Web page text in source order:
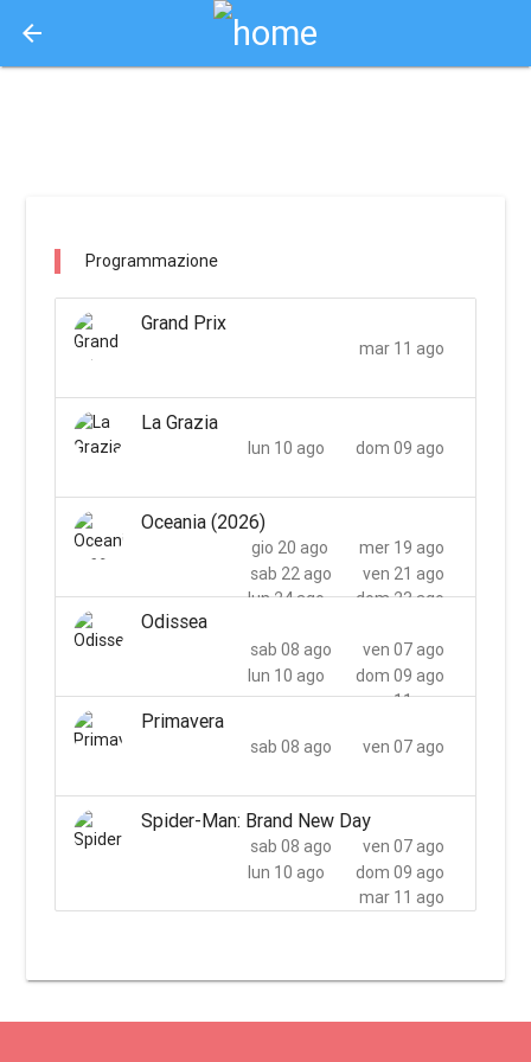
arrow_back
Programmazione
Grand Prix
mar 11 ago
La Grazia
dom 09 ago
lun 10 ago
Oceania (2026)
mer 19 ago
gio 20 ago
ven 21 ago
sab 22 ago
dom 23 ago
lun 24 ago
Odissea
ven 07 ago
sab 08 ago
dom 09 ago
lun 10 ago
mar 11 ago
Primavera
ven 07 ago
sab 08 ago
Spider-Man: Brand New Day
ven 07 ago
sab 08 ago
dom 09 ago
lun 10 ago
mar 11 ago